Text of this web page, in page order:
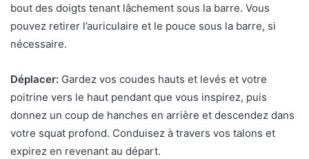
bout des doigts tenant lâchement sous la barre. Vous
pouvez retirer l’auriculaire et le pouce sous la barre, si
nécessaire.
Déplacer: Gardez vos coudes hauts et levés et votre
poitrine vers le haut pendant que vous inspirez, puis
donnez un coup de hanches en arrière et descendez dans
votre squat profond. Conduisez à travers vos talons et
expirez en revenant au départ.